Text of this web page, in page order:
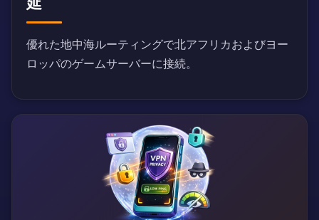
優れた地中海ルーティングで北アフリカおよびヨー
ロッパのゲームサーバーに接続。